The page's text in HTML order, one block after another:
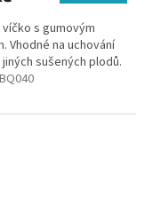
s gumovým
Vhodné na uchování
sušených plodů.